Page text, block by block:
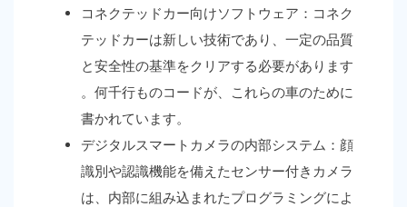
コネクテッドカー向けソフトウェア：コネク
テッドカーは新しい技術であり、一定の品質
と安全性の基準をクリアする必要があります
。何千行ものコードが、これらの車のために
書かれています。
デジタルスマートカメラの内部システム：顔
識別や認識機能を備えたセンサー付きカメラ
は、内部に組み込まれたプログラミングによ